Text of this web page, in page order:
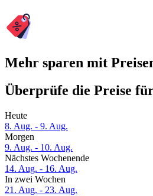
Mehr sparen mit
Überprüfe die Preise
Heute
8. Aug. - 9. Aug.
Morgen
9. Aug. - 10. Aug.
Nächstes Wochenende
14. Aug. - 16. Aug.
In zwei Wochen
21. Aug. - 23. Aug.